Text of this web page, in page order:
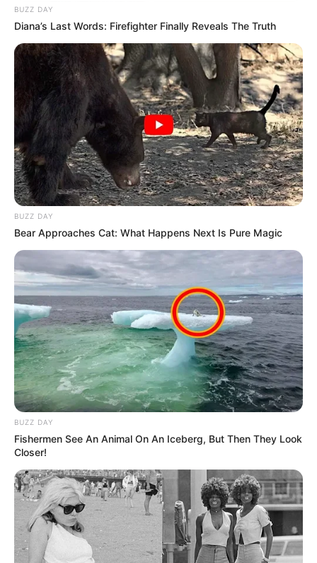
BUZZ DAY
Diana’s Last Words: Firefighter Finally Reveals The Truth
BUZZ DAY
Bear Approaches Cat: What Happens Next Is Pure Magic
BUZZ DAY
Fishermen See An Animal On An Iceberg, But Then They Look
Closer!